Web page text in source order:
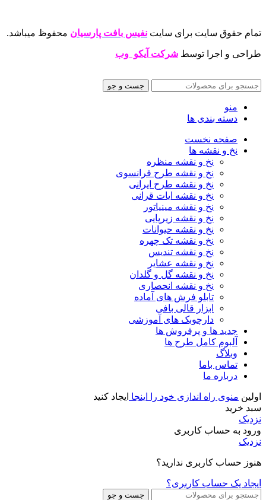
تمام حقوق سایت برای سایت نفیس بافت پارسیان محفوظ میباشد.
طراحی و اجرا توسط شرکت آیکو وب
جست و جو
منو
دسته بندی ها
صفحه نخست
نخ و نقشه ها
نخ و نقشه منظره
نخ و نقشه طرح فرانسوی
نخ و نقشه طرح ایرانی
نخ و نقشه ایات قرانی
نخ و نقشه مینیاتور
نخ و نقشه زیرپایی
نخ و نقشه حیوانات
نخ و نقشه تک چهره
نخ و نقشه تندیس
نخ و نقشه عشایر
نخ و نقشه گل و گلدان
نخ و نقشه انحصاری
تابلو فرش های آماده
ابزار قالی بافی
دارچوبک های آموزشی
جدید ها و پرفروش ها
آلبوم کامل طرح ها
وبلاگ
تماس باما
درباره ما
اولین منوی راه اندازی خود را اینجا ایجاد کنید
سبد خرید
نزدیک
ورود به حساب کاربری
نزدیک
هنوز حساب کاربری ندارید؟
ایجاد یک حساب کاربری؟
جست و جو